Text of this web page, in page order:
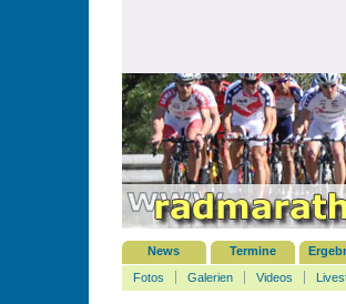
News Termine
Fotos
Galerien Videos